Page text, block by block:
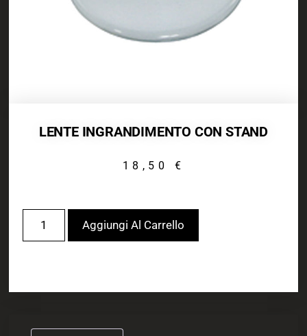
LENTE INGRANDIMENTO CON STAND
18,50 €
Aggiungi Al Carrello